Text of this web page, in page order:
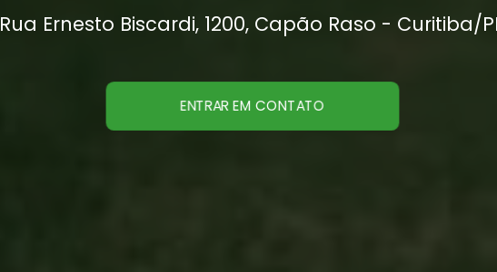
Rua Ernesto Biscardi, 1200, Capão Raso - Curitiba/
ENTRAR EM CONTATO